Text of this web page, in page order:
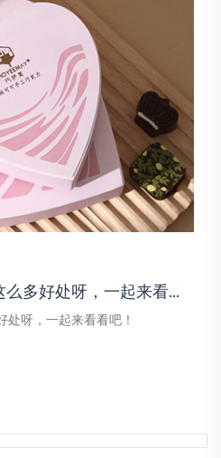
多好处呀，一起来看看
呀，一起来看看吧！